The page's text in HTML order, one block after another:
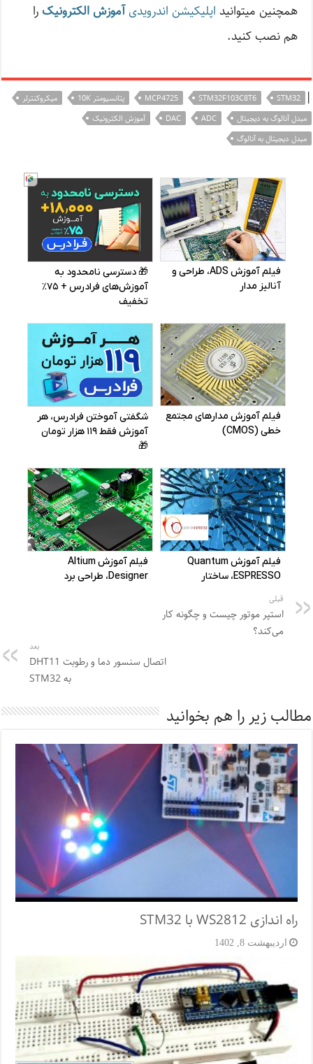
همچنین میتوانید اپلیکیشن اندرویدیآموزش الکترونیک را
هم نصب کنید.
|
STM32
STM32F103C8T6
MCP4725 پتانسیومتر 10K
میکروکنترلر
مبدل آنالوگ به دیجیتال
ADC
DAC
آموزش الکترونیک
مبدل دیجیتال به آنالوگ
قبلی
استپر موتور چیست و چگونه کار
می‌کند؟
بعد
اتصال سنسور دما و رطوبت DHT11
به STM32
مطالب زیر را هم بخوانید
راه اندازی WS2812 با STM32
اردیبهشت 8, 1402